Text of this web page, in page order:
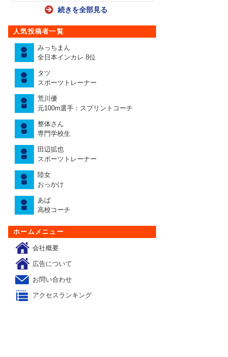
続きを全部見る
人気投稿者一覧
みっちまん
全日本インカレ 8位
タツ
スポーツトレーナー
荒川優
元100m選手：スプリントコーチ
整体さん
専門学校生
田辺拡也
スポーツトレーナー
陸女
おっかけ
あば
高校コーチ
ホームメニュー
会社概要
広告について
お問い合わせ
アクセスランキング